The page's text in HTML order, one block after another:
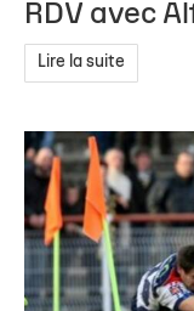
RDV avec
Lire la suite